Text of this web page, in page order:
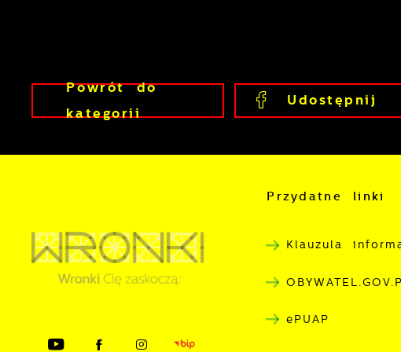
Powrótdo
kategorii
Udostępnij
Przydatne linki
Klauzula
ePUAP